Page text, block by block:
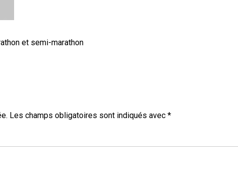
et semi-marathon
Les champs obligatoires sont indiqués avec *